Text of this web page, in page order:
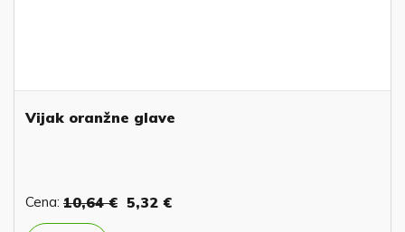
Vijak oranžne glave
Cena: 10,64 € 5,32 €